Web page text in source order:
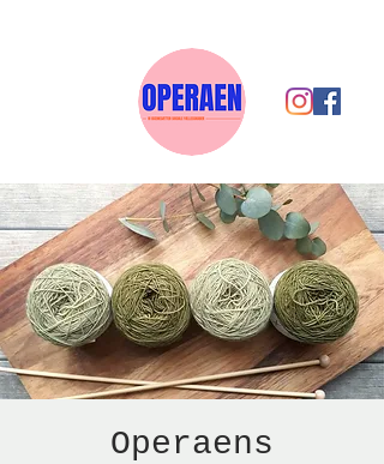
Operaens